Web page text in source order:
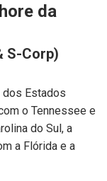
da
S-Corp)
dos Estados
o Tennessee e
do Sul, a
a Flórida e a